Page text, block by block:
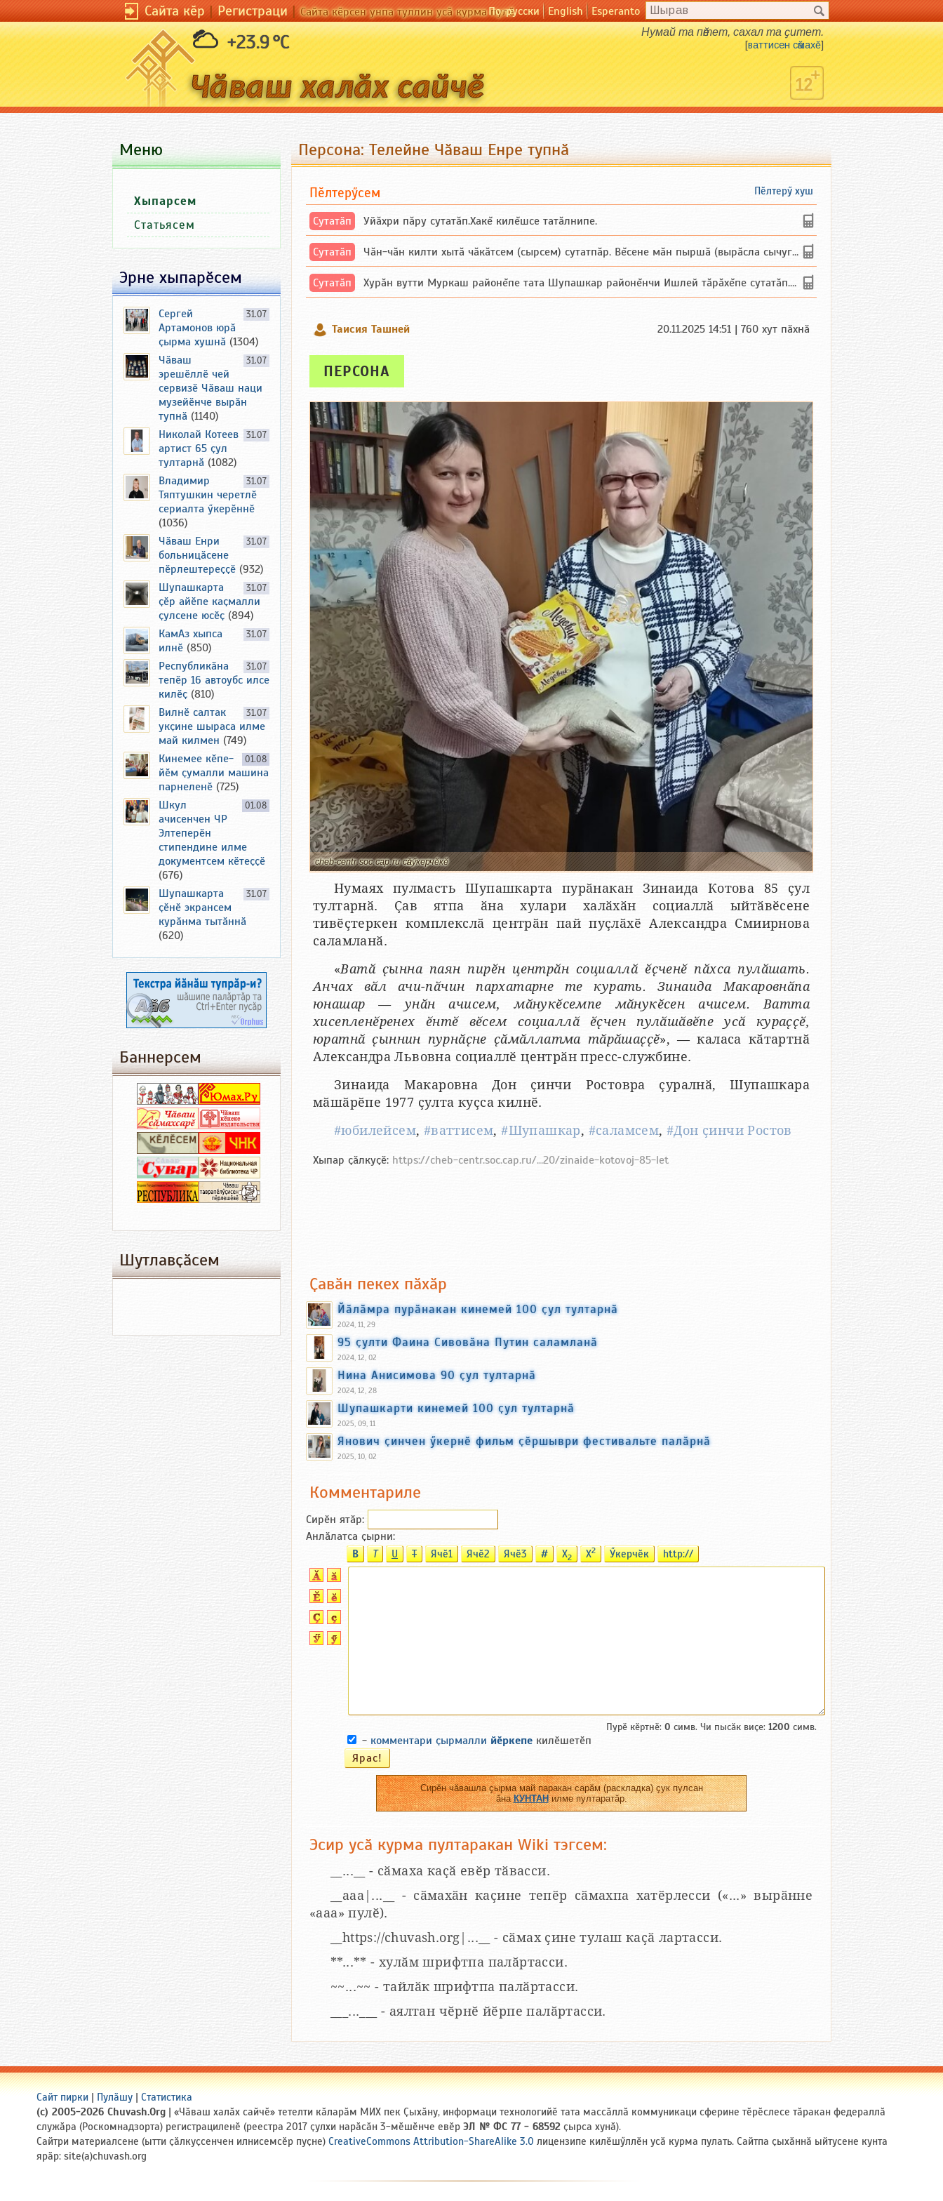
Сайта кӗр|Регистраци|Сайта кӗрсен унпа туллин усӑ курма пулӗПо-русски English Esperanto
+23.9 °C Нумай та пӗтет, сахал та ҫитет.
[ваттисен сӑмахӗ]
Персона: Телейне Чӑваш Енре тупнӑ
Пӗлтерӳ хуш
Пӗлтерӳсем
Сутатӑп Уйăхри пăру сутатăп.Хакĕ килĕшсе татăлнипе.
Сутатӑп Чăн-чăн килти хытă чăкăтсем (сырсем) сутатпăр. Вĕсене мăн пыршă (вырăсла сычуг) ...
Сутатӑп Хурăн вутти Муркаш районĕпе тата Шупашкар районĕнчи Ишлей тăрăхĕпе сутатăп. Ха...
Таисия Ташней 20.11.2025 14:51 | 760 хут пӑхнӑ
ПЕРСОНА
cheb-centr.soc.cap.ru сӑнӳкерчӗкӗ
Нумаях пулмасть Шупашкарта пурӑнакан Зинаида Котова 85 ҫул
тултарнӑ. Ҫав ятпа ӑна хулари халӑхӑн социаллӑ ыйтӑвӗсене
тивӗҫтеркен комплекслӑ центрӑн пай пуҫлӑхӗ Александра Смиирнова
саламланӑ.
«Ватӑ ҫынна паян пирӗн центрӑн социаллӑ ӗҫченӗ пӑхса пулӑшать.
Анчах вӑл ачи-пӑчин пархатарне те курать. Зинаида Макаровнӑпа
юнашар — унӑн ачисем, мӑнукӗсемпе мӑнукӗсен ачисем. Ватта
хисепленӗренех ӗнтӗ вӗсем социаллӑ ӗҫчен пулӑшӑвӗпе усӑ кураҫҫӗ,
юратнӑ ҫыннин пурнӑҫне ҫӑмӑллатма тӑрӑшаҫҫӗ», — каласа кӑтартнӑ
Александра Львовна социаллӗ центрӑн пресс-службине.
Зинаида Макаровна Дон ҫинчи Ростовра ҫуралнӑ, Шупашкара
мӑшӑрӗпе 1977 ҫулта куҫса килнӗ.
#юбилейсем, #ваттисем,#Шупашкар, #саламсем,#Дон ҫинчи Ростов
Хыпар ҫӑлкуҫӗ: https://cheb-centr.soc.cap.ru/...20/zinaide-kotovoj-85-let
Ҫавӑн пекех пӑхӑр
Йӑлӑмра пурӑнакан кинемей 100 ҫул тултарнӑ
2024, 11, 29
95 ҫулти Фаина Сивовӑна Путин саламланӑ
2024, 12, 02
Нина Анисимова 90 ҫул тултарнӑ
2024, 12, 28
Шупашкарти кинемей 100 ҫул тултарнӑ
2025, 09, 11
Янович ҫинчен ӳкернӗ фильм ҫӗршыври фестивальте палӑрнӑ
2025, 10, 02
Комментариле
Сирӗн ятӑp:
Анлӑлатса ҫырни:
B T U T Ячӗ1 Ячӗ2 Ячӗ3 # X2 X2 Ӳкерчӗк http://
Пурӗ кӗртнӗ: 0 симв. Чи пысӑк виҫе: 1200 симв.
- комментари ҫырмалли йӗркепе килӗшетӗп
Сирӗн чӑвашла ҫырма май паракан сарӑм (раскладка) ҫук пулсан
ӑнаКУНТАНилме пултаратӑр.
Эсир усӑ курма пултаракан Wiki тэгсем:
__...__ - сӑмаха каҫӑ евӗр тӑвасси.
__aaa|...__ - сӑмахӑн каҫине тепӗр сӑмахпа хатӗрлесси («...» вырӑнне
«ааа» пулӗ).
__https://chuvash.org|...__ - сӑмах ҫине тулаш каҫӑ лартасси.
**...** - хулӑм шрифтпа палӑртасси.
~~...~~ - тайлӑк шрифтпа палӑртасси.
___...___ - аялтан чӗрнӗ йӗрпе палӑртасси.
Меню
Хыпарсем
Статьясем
Эрне хыпарӗсем
31.07
Сергей
Артамонов юрӑ
ҫырма хушнӑ (1304)
31.07
Чӑваш
эрешӗллӗ чей
сервизӗ Чӑваш наци
музейӗнче вырӑн
тупнӑ (1140)
31.07
Николай Котеев
артист 65 ҫул
тултарнӑ (1082)
31.07
Владимир
Тяптушкин черетлӗ
сериалта ӳкерӗннӗ
(1036)
31.07
Чӑваш Енри
больницӑсене
пӗрлештереҫҫӗ (932)
31.07
Шупашкарта
ҫӗр айӗпе каҫмалли
ҫулсене юсӗҫ (894)
31.07
КамАз хыпса
илнӗ (850)
31.07
Республикӑна
тепӗр 16 автоубс илсе
килӗҫ (810)
31.07
Вилнӗ салтак
укҫине шыраса илме
май килмен (749)
01.08
Кинемее кӗпе-
йӗм ҫумалли машина
парнеленӗ (725)
01.08
Шкул
ачисенчен ЧР
Элтеперӗн
стипендине илме
документсем кӗтеҫҫӗ
(676)
31.07
Шупашкарта
ҫӗнӗ экрансем
курӑнма тытӑннӑ
(620)
Баннерсем
Шутлавҫӑсем
Сайт пирки | Пулӑшу | Статистика
(c) 2005-2026 Chuvash.Org | «Чӑваш халӑх сайчӗ» тетелти кӑларӑм МИХ пек Ҫыхӑну, информаци технологийӗ тата массӑллӑ коммуникаци сферине тӗрӗслесе тӑракан федераллӑ
служӑра (Роскомнадзорта) регистрациленӗ (реестра 2017 ҫулхи нарӑсӑн 3-мӗшӗнче евӗр ЭЛ № ФС 77 - 68592 ҫырса хунӑ).
Сайтри материалсене (ытти ҫӑлкуҫсенчен илнисемсӗр пуҫне) CreativeCommons Attribution-ShareAlike 3.0 лицензипе килӗшӳллӗн усӑ курма пулать. Сайтпа ҫыхӑннӑ ыйтусене кунта
ярӑр: site(a)chuvash.org